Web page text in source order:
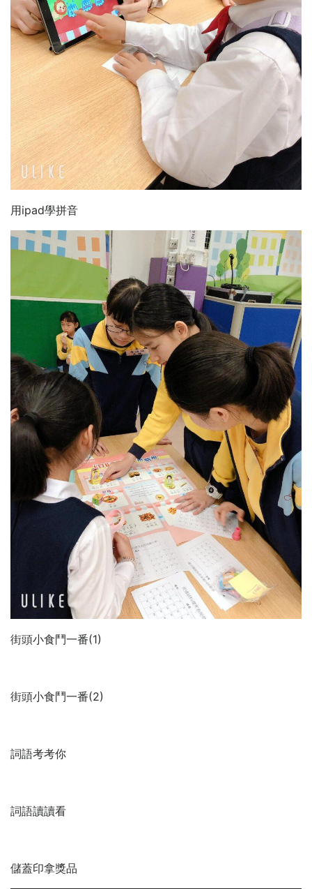
用ipad學拼音
街頭小食鬥一番(1)
街頭小食鬥一番(2)
詞語考考你
詞語讀讀看
儲蓋印拿獎品